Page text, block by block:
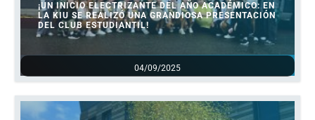
04/09/2025
¡UN INICIO ELECTRIZANTE DEL AÑO ACADÉMICO: EN
LA KIU SE REALIZÓ UNA GRANDIOSA PRESENTACIÓN
DEL CLUB ESTUDIANTIL!